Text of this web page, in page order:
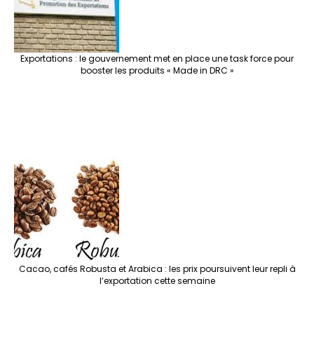
Exportations : le gouvernement met en place une task force pour
booster les produits « Made in DRC »
Cacao, cafés Robusta et Arabica : les prix poursuivent leur repli à
l’exportation cette semaine